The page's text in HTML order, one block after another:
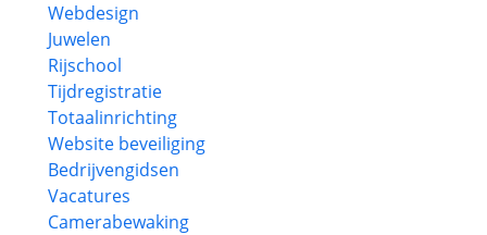
Webdesign
Juwelen
Rijschool
Tijdregistratie
Totaalinrichting
Website beveiliging
Bedrijvengidsen
Vacatures
Camerabewaking